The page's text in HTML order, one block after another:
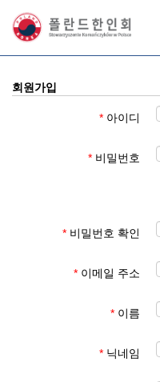
회원가입
* 아이디
* 비밀번호
* 비밀번호 확인
* 이메일 주소
* 이름
* 닉네임